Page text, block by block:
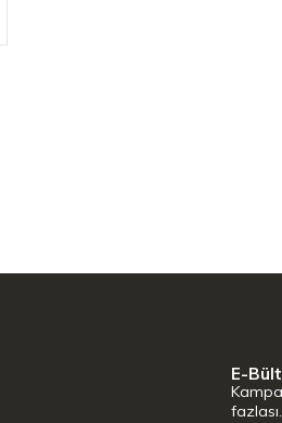
E-